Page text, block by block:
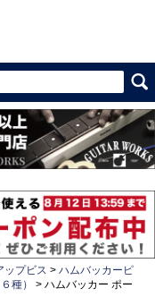
ップビス
ハムバッカーピ
種）
ハムバッカー ポー